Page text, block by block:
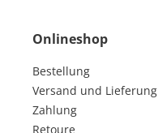
Onlineshop
Bestellung
Versand und Lieferung
Zahlung
Retoure